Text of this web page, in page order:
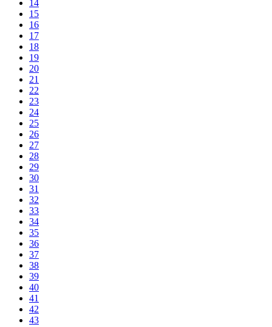
14
15
16
17
18
19
20
21
22
23
24
25
26
27
28
29
30
31
32
33
34
35
36
37
38
39
40
41
42
43